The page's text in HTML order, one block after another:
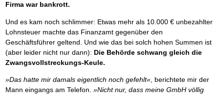
Firma war bankrott.
Und es kam noch schlimmer: Etwas mehr als 10.000 € unbezahlter
Lohnsteuer machte das Finanzamt gegenüber den
Geschäftsführer geltend. Und wie das bei solch hohen Summen ist
(aber leider nicht nur dann): Die Behörde schwang gleich die
Zwangsvollstreckungs-Keule.
»Das hatte mir damals eigentlich noch gefehlt«, berichtete mir der
Mann eingangs am Telefon. »Nicht nur, dass meine GmbH völlig